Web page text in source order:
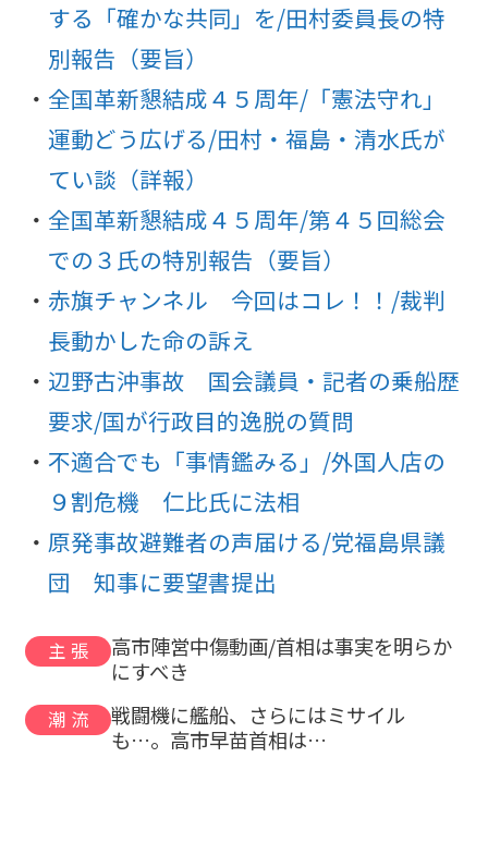
する「確かな共同」を/田村委員長の特
別報告（要旨）
全国革新懇結成４５周年/「憲法守れ」
運動どう広げる/田村・福島・清水氏が
てい談（詳報）
全国革新懇結成４５周年/第４５回総会
での３氏の特別報告（要旨）
赤旗チャンネル 今回はコレ！！/裁判
長動かした命の訴え
辺野古沖事故 国会議員・記者の乗船歴
要求/国が行政目的逸脱の質問
不適合でも「事情鑑みる」/外国人店の
９割危機 仁比氏に法相
原発事故避難者の声届ける/党福島県議
団 知事に要望書提出
主張
高市陣営中傷動画/首相は事実を明らか
にすべき
潮流
戦闘機に艦船、さらにはミサイル
も…。高市早苗首相は…